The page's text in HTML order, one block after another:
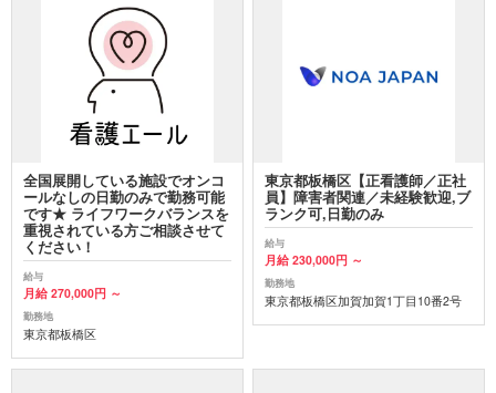
全国展開している施設でオンコ
ールなしの日勤のみで勤務可能
です★ ライフワークバランスを
重視されている方ご相談させて
ください！
給与
月給 270,000円 ～
勤務地
東京都板橋区
東京都板橋区【正看護師／正社
員】障害者関連／未経験歓迎,ブ
ランク可,日勤のみ
給与
月給 230,000円 ～
勤務地
東京都板橋区加賀加賀1丁目10番2号